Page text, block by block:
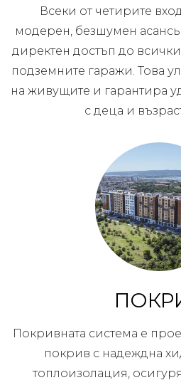
Всеки от четирите
модерен, безшумен
директен достъп до
подземните гаражи. Това
на живущите и гарантира
с деца и
Покривната система е
покрив с надеждна
топлоизолация,